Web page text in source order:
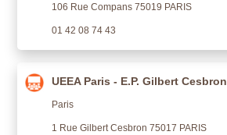
106 Rue Compans 75019 PARIS
01 42 08 74 43
UEEA Paris - E.P. Gilbert Cesbron
Paris
1 Rue Gilbert Cesbron 75017 PARIS